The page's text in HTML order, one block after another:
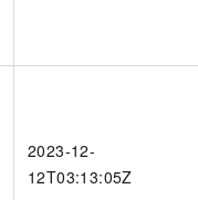
2023-12-
12T03:13:05Z